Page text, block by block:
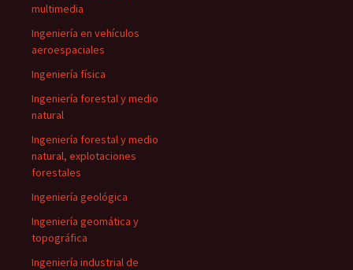
multimedia
Ingeniería en vehículos
aeroespaciales
Ingeniería física
Ingeniería forestal y medio
natural
Ingeniería forestal y medio
natural, explotaciones
forestales
Ingeniería geológica
Ingeniería geomática y
topográfica
Ingeniería industrial de